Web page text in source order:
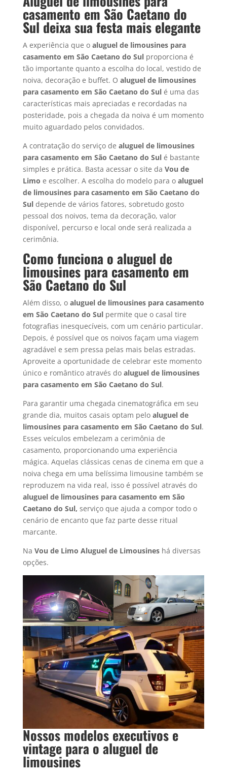
casamento em São Caetano do
Sul deixa sua festa mais elegante
A experiência que o aluguel de limousines para
casamento em São Caetano do Sul proporciona é
tão importante quanto a escolha do local, vestido de
noiva, decoração e buffet. O aluguel de limousines
para casamento em São Caetano do Sul é uma das
características mais apreciadas e recordadas na
posteridade, pois a chegada da noiva é um momento
muito aguardado pelos convidados.
A contratação do serviço de aluguel de limousines
para casamento em São Caetano do Sul é bastante
simples e prática. Basta acessar o site da Vou de
Limo e escolher. A escolha do modelo para o aluguel
de limousines para casamento em São Caetano do
Sul depende de vários fatores, sobretudo gosto
pessoal dos noivos, tema da decoração, valor
disponível, percurso e local onde será realizada a
cerimônia.
Como funciona o aluguel de
limousines para casamento em
São Caetano do Sul
Além disso, o aluguel de limousines para casamento
em São Caetano do Sul permite que o casal tire
fotografias inesquecíveis, com um cenário particular.
Depois, é possível que os noivos façam uma viagem
agradável e sem pressa pelas mais belas estradas.
Aproveite a oportunidade de celebrar este momento
único e romântico através do aluguel de limousines
para casamento em São Caetano do Sul.
Para garantir uma chegada cinematográfica em seu
grande dia, muitos casais optam pelo aluguel de
limousines para casamento em São Caetano do Sul.
Esses veículos embelezam a cerimônia de
casamento, proporcionando uma experiência
mágica. Aquelas clássicas cenas de cinema em que a
noiva chega em uma belíssima limousine também se
reproduzem na vida real, isso é possível através do
aluguel de limousines para casamento em São
Caetano do Sul, serviço que ajuda a compor todo o
cenário de encanto que faz parte desse ritual
marcante.
Na Vou de Limo Aluguel de Limousineshá diversas
opções.
Nossos modelos executivos e
vintage para oaluguel de
limousines